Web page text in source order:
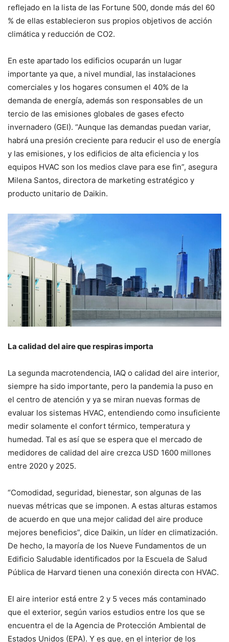
reflejado en la lista de las Fortune 500, donde más del 60
% de ellas establecieron sus propios objetivos de acción
climática y reducción de CO2.
En este apartado los edificios ocuparán un lugar
importante ya que, a nivel mundial, las instalaciones
comerciales y los hogares consumen el 40% de la
demanda de energía, además son responsables de un
tercio de las emisiones globales de gases efecto
invernadero (GEI). “Aunque las demandas puedan variar,
habrá una presión creciente para reducir el uso de energía
y las emisiones, y los edificios de alta eficiencia y los
equipos HVAC son los medios clave para ese fin”, asegura
Milena Santos, directora de marketing estratégico y
producto unitario de Daikin.
La calidad del aire que respiras importa
La segunda macrotendencia, IAQ o calidad del aire interior,
siempre ha sido importante, pero la pandemia la puso en
el centro de atención y ya se miran nuevas formas de
evaluar los sistemas HVAC, entendiendo como insuficiente
medir solamente el confort térmico, temperatura y
humedad. Tal es así que se espera que el mercado de
medidores de calidad del aire crezca USD 1600 millones
entre 2020 y 2025.
“Comodidad, seguridad, bienestar, son algunas de las
nuevas métricas que se imponen. A estas alturas estamos
de acuerdo en que una mejor calidad del aire produce
mejores beneficios”, dice Daikin, un líder en climatización.
De hecho, la mayoría de los Nueve Fundamentos de un
Edificio Saludable identificados por la Escuela de Salud
Pública de Harvard tienen una conexión directa con HVAC.
El aire interior está entre 2 y 5 veces más contaminado
que el exterior, según varios estudios entre los que se
encuentra el de la Agencia de Protección Ambiental de
Estados Unidos (EPA). Y es que, en el interior de los